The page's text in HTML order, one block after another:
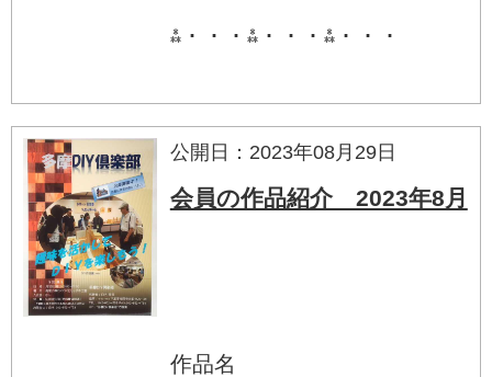
⁂・・・⁂・・・⁂・・・
公開日：2023年08月29日
会員の作品紹介 2023年8月
作品名